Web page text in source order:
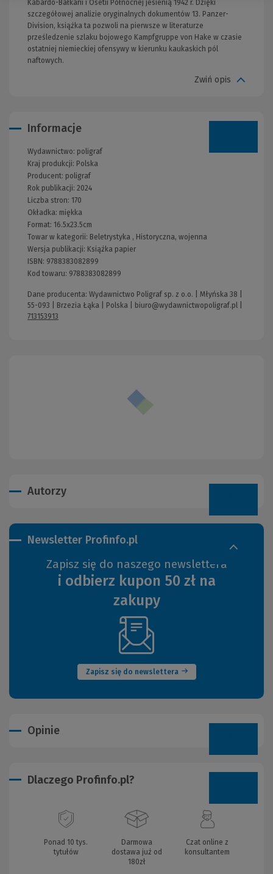
Kabardo-Bałkarii i Osetii Północnej jesienią 1942 r. Dzięki
szczegółowej analizie oryginalnych dokumentów 13. Panzer-
Division, książka ta pozwoli na pierwsze w literaturze
prześledzenie szlaku bojowego Kampfgruppe von Hake w czasie
ostatniej niemieckiej ofensywy w kierunku kaukaskich pól
naftowych.
Zwiń opis
Informacje
Wydawnictwo: poligraf
Kraj produkcji: Polska
Producent: poligraf
Rok publikacji: 2024
Liczba stron: 170
Okładka: miękka
Format: 16.5x23.5cm
Towar w kategorii: Beletrystyka , Historyczna, wojenna
Wersja publikacji: Książka papier
ISBN: 9788383082899
Kod towaru: 9788383082899
Dane producenta: Wydawnictwo Poligraf sp. z o.o. | Młyńska 38 |
55-093 | Brzezia Łąka | Polska | biuro@wydawnictwopoligraf.pl
713153913
Autorzy
Newsletter Profinfo.pl
Zapisz się do naszego newslettera
i odbierz kupon 50 zł na
zakupy
Zapisz się do newslettera
(Nowe
okno)
Opinie
Dlaczego Profinfo.pl?
Ponad 10 tys.
tytułów
Darmowa
dostawa już od
180zł
Czat online z
konsultantem